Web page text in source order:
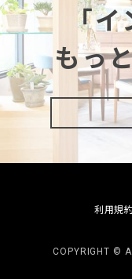
「
もっ
利用規
COPYRIGHT ©